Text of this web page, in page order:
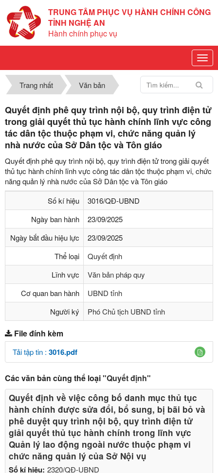
TRUNG TÂM PHỤC VỤ HÀNH CHÍNH CÔNG
TỈNH NGHỆ AN
Hành chính phục vụ
Trang nhất Văn bản
Quyết định phê quy trình nội bộ, quy trình điện tử
trong giải quyết thủ tục hành chính lĩnh vực công
tác dân tộc thuộc phạm vi, chức năng quản lý
nhà nước của Sở Dân tộc và Tôn giáo
Quyết định phê quy trình nội bộ, quy trình điện tử trong giải quyết
thủ tục hành chính lĩnh vực công tác dân tộc thuộc phạm vi, chức
năng quản lý nhà nước của Sở Dân tộc và Tôn giáo
Số kí hiệu
3016/QĐ-UBND
Ngày ban hành
23/09/2025
Ngày bắt đầu hiệu lực
23/09/2025
Thể loại
Quyết định
Lĩnh vực
Văn bản pháp quy
Cơ quan ban hành
UBND tỉnh
Người ký
Phó Chủ tịch UBND tỉnh
File đính kèm
Tải tập tin : 3016.pdf
Các văn bản cùng thể loại"Quyết định"
Số kí hiệu: 2320/QĐ-UBND
Quyết định về việc công bố danh mục thủ tục
hành chính được sửa đổi, bổ sung, bị bãi bỏ và
phê duyệt quy trình nội bộ, quy trình điện tử
giải quyết thủ tục hành chính trong lĩnh vực
Quản lý lao động ngoài nước thuộc phạm vi
chức năng quản lý của Sở Nội vụ